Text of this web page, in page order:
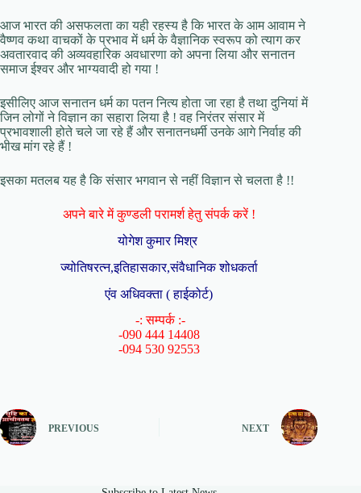
आज भारत की असफलता का यही रहस्य है कि भारत के आम आवाम ने
वैष्णव कथा वाचकों के प्रभाव में धर्म के वैज्ञानिक स्वरूप को त्याग कर
अवतारवाद की अव्यवहारिक अवधारणा को अपना लिया और सनातन
समाज ईश्वर और भाग्यवादी हो गया !
इसीलिए आज सनातन धर्म का पतन नित्य होता जा रहा है तथा दुनियां में
जिन लोगों ने विज्ञान का सहारा लिया है ! वह निरंतर संसार में
प्रभावशाली होते चले जा रहे हैं और सनातनधर्मी उनके आगे निर्वाह की
भीख मांग रहे हैं !
इसका मतलब यह है कि संसार भगवान से नहीं विज्ञान से चलता है !!
अपने बारे में कुण्डली परामर्श हेतु संपर्क करें !
योगेश कुमार मिश्र
ज्योतिषरत्न,इतिहासकार,संवैधानिक शोधकर्ता
एंव अधिवक्ता ( हाईकोर्ट)
-: सम्पर्क :-
-090 444 14408
-094 530 92553
PREVIOUS NEXT